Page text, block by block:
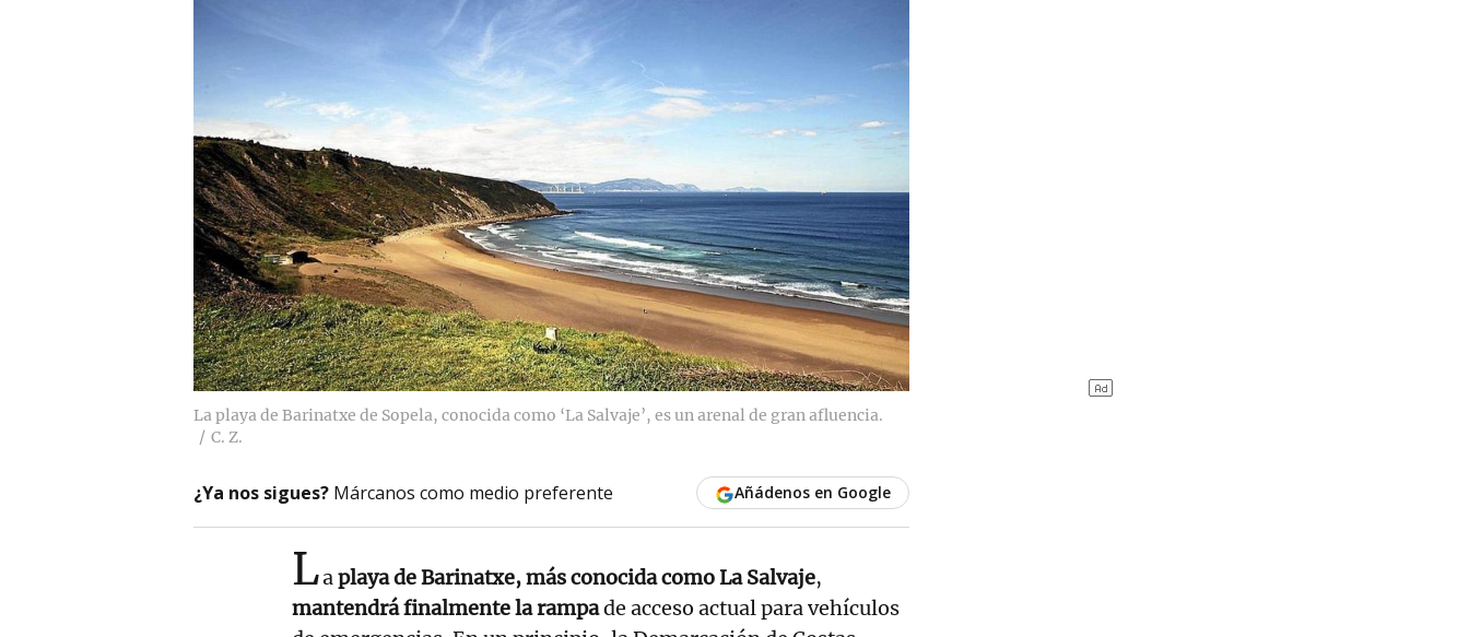
La playa de Barinatxe de Sopela, conocida como ‘La Salvaje’, es un arenal de gran afluencia.
C. Z.
¿Ya nos sigues? Márcanos como medio preferente Añádenos en Google
Laplaya de Barinatxe, más conocida como La Salvaje,
mantendrá finalmente la rampade acceso actual para vehículos